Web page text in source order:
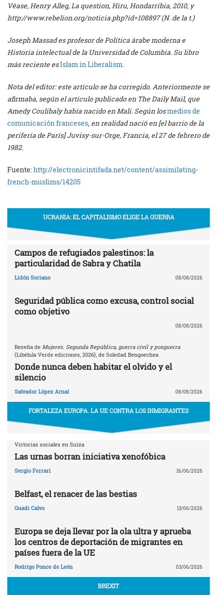
Véase, Henry Alleg, La question, Hiru, Hondarribia, 2010, y
http://www.rebelion.org/noticia.php?id=108897 (N. de la t.)
Joseph Massad es profesor de Política árabe moderna e
Historia intelectual de la Universidad de Columbia. Su libro
más reciente esIslam in Liberalism.
Nota del editor: este artículo se ha corregido. Anteriormente se
afirmaba, según el artículo publicado en The Daily Mail, que
Amedy Coulibaly había nacido en Mali. Según losmedios de
comunicación franceses, en realidad nació en [el barrio de la
periferia de París] Juvisy-sur-Orge, Francia, el 27 de febrero de
1982.
Fuente:http://electronicintifada.net/content/assimilating-
french-muslims/14205
UCRANIA: EL CAPITALISMO ELIGE LA GUERRA
Campos de refugiados palestinos: la
particularidad de Sabra y Chatila
Lidón Soriano 08/08/2026
Seguridad pública como excusa, control social
como objetivo
08/08/2026
Reseña de Mujeres. Segunda República, guerra civil y posguerra
(Libélula Verde ediciones, 2026), de Soledad Bengoechea
Donde nunca deben habitar el olvido y el
silencio
Salvador López Arnal 08/08/2026
FORTALEZA EUROPA. LA UE CONTRA LOS INMIGRANTES
Victorias sociales en Suiza
Las urnas borran iniciativa xenofóbica
Sergio Ferrari 16/06/2026
Belfast, el renacer de las bestias
Guadi Calvo 13/06/2026
Europa se deja llevar por la ola ultra y aprueba
los centros de deportación de migrantes en
países fuera de la UE
Rodrigo Ponce de León 03/06/2026
BREXIT